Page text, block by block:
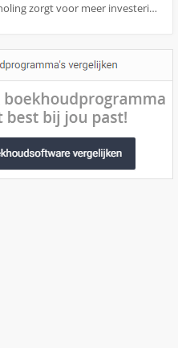
zorgt voor meer investeringen